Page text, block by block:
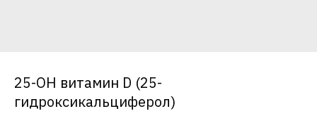
25-OH витамин D (25-
гидроксикальциферол)